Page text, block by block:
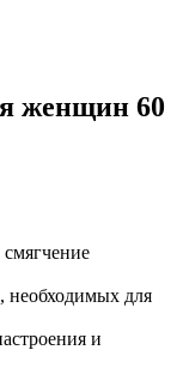
женщин 60
необходимых для
и